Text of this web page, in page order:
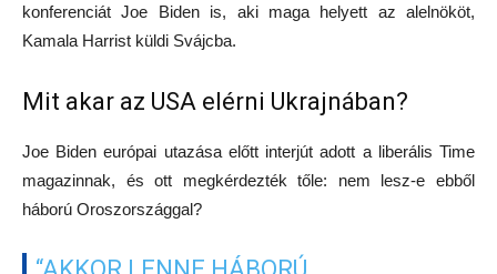
konferenciát Joe Biden is, aki maga helyett az alelnököt,
Kamala Harrist küldi Svájcba.
Mit akar az USA elérni Ukrajnában?
Joe Biden európai utazása előtt interjút adott a liberális Time
magazinnak, és ott megkérdezték tőle: nem lesz-e ebből
háború Oroszországgal?